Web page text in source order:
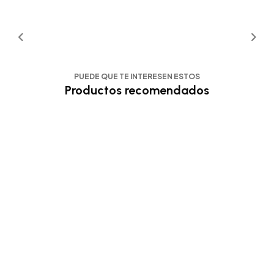
PUEDE QUE TE INTERESEN ESTOS
Productos recomendados